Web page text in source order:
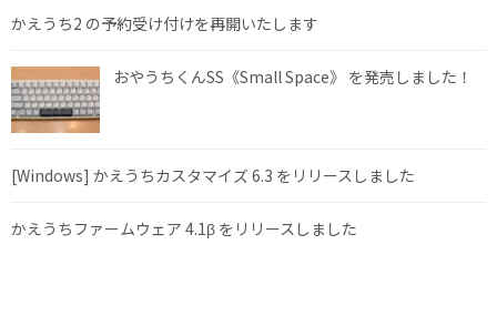
かえうち2 の予約受け付けを再開いたします
おやうちくんSS《Small Space》 を発売しました！
[Windows] かえうちカスタマイズ 6.3 をリリースしました
かえうちファームウェア 4.1β をリリースしました